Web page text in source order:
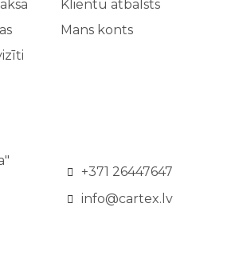
Klientu atbalsts
Mans konts
+371 26447647
info@cartex.lv